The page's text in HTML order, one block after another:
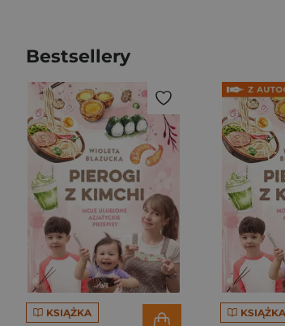
Bestsellery
KSIĄŻKA KSIĄŻKA